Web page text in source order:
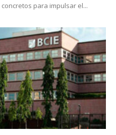
para impulsar el...